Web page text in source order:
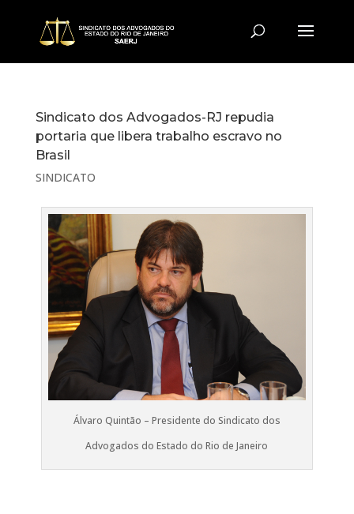
Sindicato dos Advogados-RJ repudia
portaria que libera trabalho escravo no
Brasil
SINDICATO
Álvaro Quintão – Presidente do Sindicato dos
Advogados do Estado do Rio de Janeiro